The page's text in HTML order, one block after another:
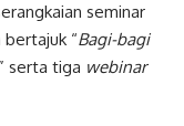
seminar
“Bagi-bagi
serta tiga webinar